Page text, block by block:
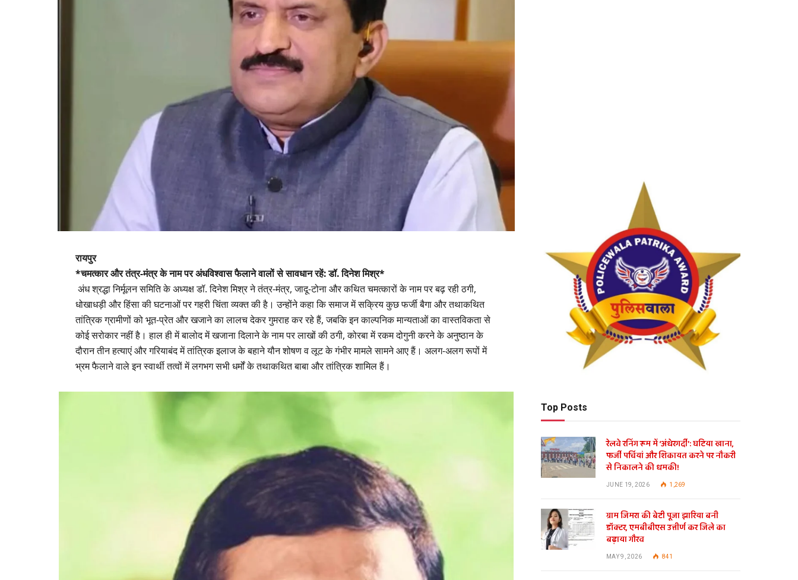
रायपुर
*चमत्कार और तंत्र-मंत्र के नाम पर अंधविश्वास फैलाने वालों से सावधान रहें: डॉ. दिनेश मिश्र*
​ अंध श्रद्धा निर्मूलन समिति के अध्यक्ष डॉ. दिनेश मिश्र ने तंत्र-मंत्र, जादू-टोना और कथित चमत्कारों के नाम पर बढ़ रही ठगी,
धोखाधड़ी और हिंसा की घटनाओं पर गहरी चिंता व्यक्त की है। उन्होंने कहा कि समाज में सक्रिय कुछ फर्जी बैगा और तथाकथित
तांत्रिक ग्रामीणों को भूत-प्रेत और खजाने का लालच देकर गुमराह कर रहे हैं, जबकि इन काल्पनिक मान्यताओं का वास्तविकता से
कोई सरोकार नहीं है। हाल ही में बालोद में खजाना दिलाने के नाम पर लाखों की ठगी, कोरबा में रकम दोगुनी करने के अनुष्ठान के
दौरान तीन हत्याएं और गरियाबंद में तांत्रिक इलाज के बहाने यौन शोषण व लूट के गंभीर मामले सामने आए हैं। अलग-अलग रूपों में
भ्रम फैलाने वाले इन स्वार्थी तत्वों में लगभग सभी धर्मों के तथाकथित बाबा और तांत्रिक शामिल हैं।
Top Posts
रेलवे रनिंग रूम में ‘अंधेरगर्दी’: घटिया खाना,
फर्जी पर्चियां और शिकायत करने पर नौकरी
से निकालने की धमकी!
JUNE 19, 2026 1,269
ग्राम जिमरा की बेटी पूजा झारिया बनी
डॉक्टर, एमबीबीएस उत्तीर्ण कर जिले का
बढ़ाया गौरव
MAY 9, 2026 841